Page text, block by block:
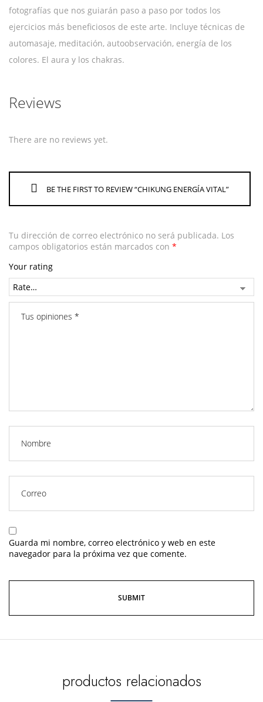
fotografías que nos guiarán paso a paso por todos los
ejercicios más beneficiosos de este arte. Incluye técnicas de
automasaje, meditación, autoobservación, energía de los
colores. El aura y los chakras.
Reviews
There are no reviews yet.
BE THE FIRST TO REVIEW “CHIKUNG ENERGÍA VITAL”
Tu dirección de correo electrónico no será publicada. Los
campos obligatorios están marcados con *
Your rating
Guarda mi nombre, correo electrónico y web en este
navegador para la próxima vez que comente.
productos relacionados